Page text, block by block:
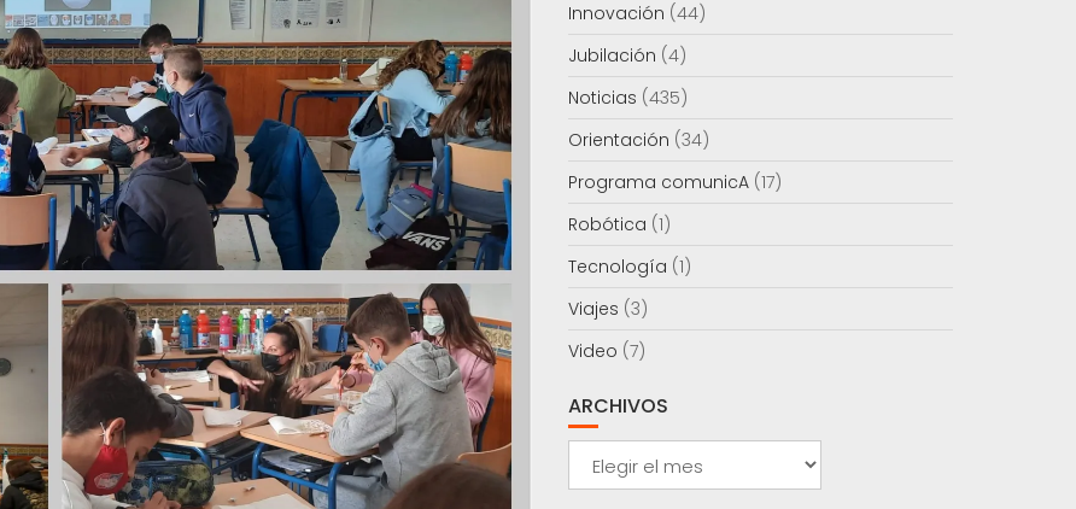
Innovación (44)
Jubilación (4)
Noticias (435)
Orientación (34)
Programa comunicA(17)
Robótica (1)
Tecnología (1)
Viajes (3)
Video (7)
ARCHIVOS
Archivos